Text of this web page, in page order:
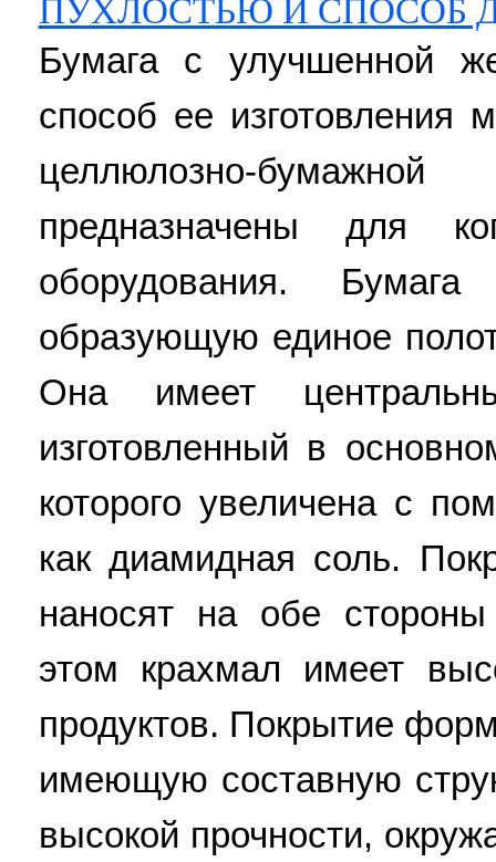
ПУХЛОСТЬЮ И СПОСОБ
Бумага с улучшенной
способ ее изготовления
целлюлозно-
предназначены для
оборудования.
образующую единое
Она имеет
изготовленный в
которого увеличена с
как диамидная соль.
наносят на обе
этом крахмал имеет
продуктов. Покрытие
имеющую составную
высокой прочности,